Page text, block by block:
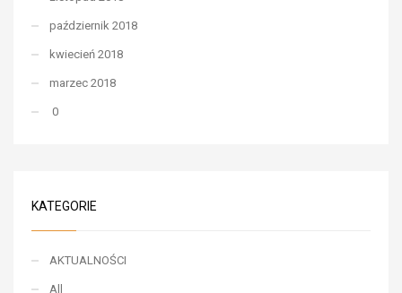
październik 2018
kwiecień 2018
marzec 2018
0
KATEGORIE
AKTUALNOŚCI
All